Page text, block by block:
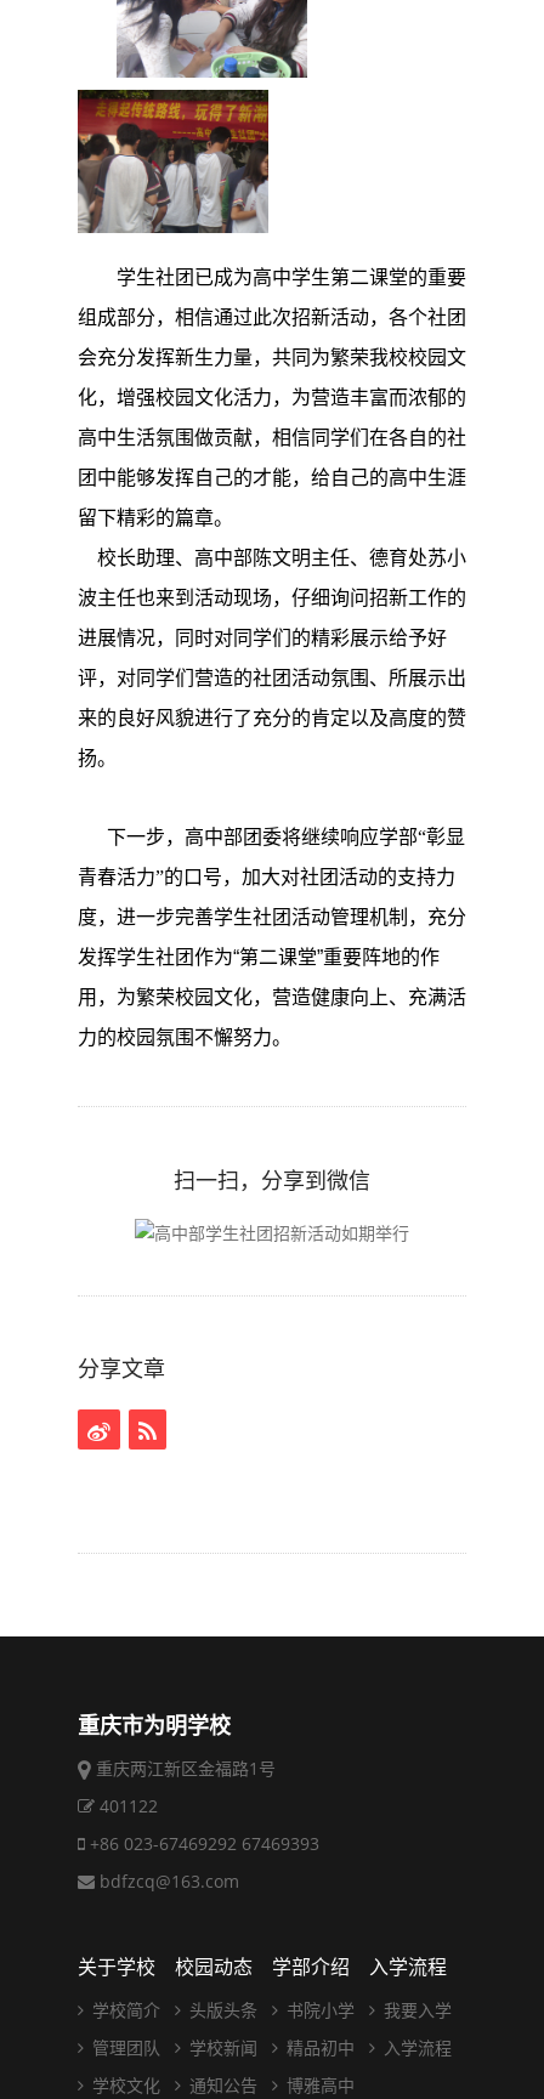
学生社团已成为高中学生第二课堂的重要
组成部分，相信通过此次招新活动，各个社团
会充分发挥新生力量，共同为繁荣我校校园文
化，增强校园文化活力，为营造丰富而浓郁的
高中生活氛围做贡献， 相信同学们在各自的社
团中能够发挥自己的才能，给自己的高中生涯
留下精彩的篇章。
校长助理、高中部陈文明主任、德育处苏小
波主任也来到活动现场，仔细询问招新工作的
进展情况，同时对同学们的精彩展示给予好
评，对同学们营造的社团活动氛围、所展示出
来的良好风貌进行了充分的肯定以及高度的赞
扬。
下一步，高中部团委将继续响应学部“彰显
青春活力”的口号，加大对社团活动的支持力
度，进一步完善学生社团活动管理机制，充分
发挥学生社团作为“第二课堂”重要阵地的作
用，为繁荣校园文化，营造健康向上、充满活
力的校园氛围不懈努力。
扫一扫，分享到微信
分享文章
重庆市为明学校
重庆两江新区金福路1号
401122
+86 023-67469292 67469393
bdfzcq@163.com
关于学校
学校简介
管理团队
学校文化
校园动态
头版头条
学校新闻
通知公告
学部介绍
书院小学
精品初中
博雅高中
入学流程
我要入学
入学流程